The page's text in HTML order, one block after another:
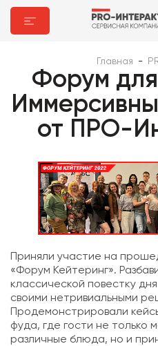
Главная -
Форум
от ПРО-
Приняли участие на
«Форум Кейтеринг».
классической повестку
своими нетривиальными
Продемонстрировали
фуда, где гости не только
различные блюда, но и